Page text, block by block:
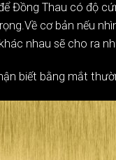
Đồng Thau có độ
cơ bản nếu
nhau sẽ cho ra
biết bằng mắt